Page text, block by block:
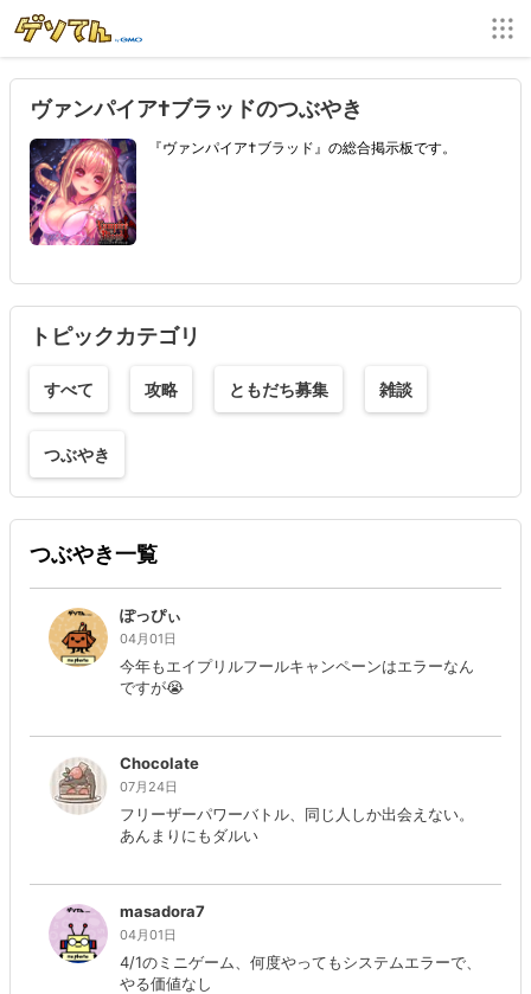
ヴァンパイア†ブラッドのつぶやき
『ヴァンパイア†ブラッド』の総合掲示板です。
トピックカテゴリ
すべて 攻略 ともだち募集 雑談
つぶやき
つぶやき一覧
ぽっぴぃ
04月01日
今年もエイプリルフールキャンペーンはエラーなん
ですが😭
Chocolate
07月24日
フリーザーパワーバトル、同じ人しか出会えない。
あんまりにもダルい
masadora7
04月01日
4/1のミニゲーム、何度やってもシステムエラーで、
やる価値なし